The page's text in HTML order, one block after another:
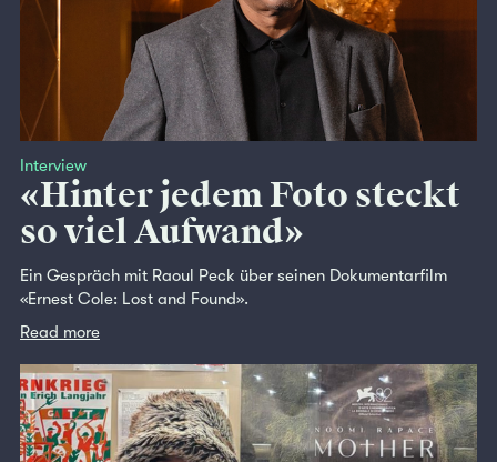
Interview
«Hinter jedem Foto steckt
so viel Aufwand»
Ein Gespräch mit Raoul Peck über seinen Dokumentarfilm
«Ernest Cole: Lost and Found».
Read more